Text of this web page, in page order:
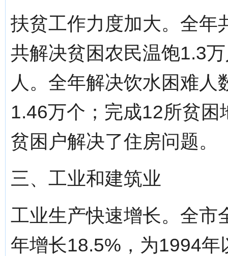
扶贫工作力度加大。全年
共解决贫困农民温饱1.3
人。全年解决饮水困难
1.46万个；完成12所贫
贫困户解决了住房问题。
三、工业和建筑业
工业生产快速增长。全市
年增长18.5%，为1994